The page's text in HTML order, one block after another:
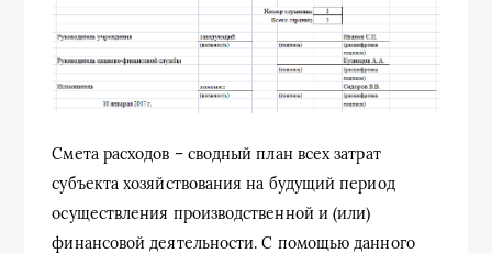
Смета расходов – сводный план всех затрат
субъекта хозяйствования на будущий период
осуществления производственной и (или)
финансовой деятельности. С помощью данного